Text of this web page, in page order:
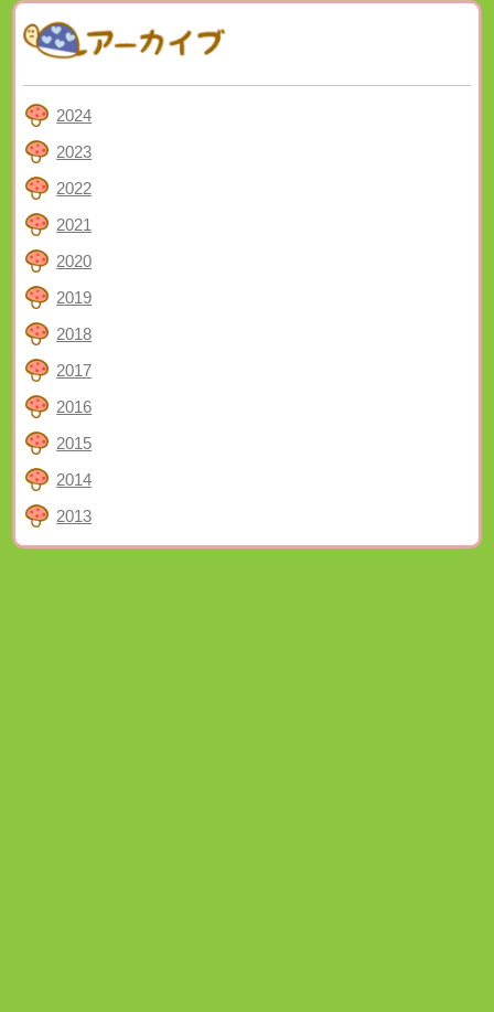
2024
2023
2022
2021
2020
2019
2018
2017
2016
2015
2014
2013